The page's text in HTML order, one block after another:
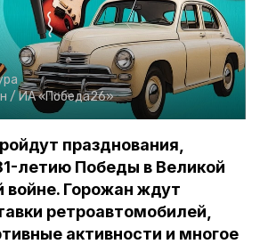
/ ИА «Победа26»
празднования,
летию Победы в Великой
войне. Горожан ждут
ретроавтомобилей,
активности и многое